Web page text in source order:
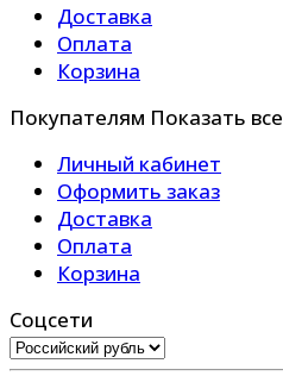
Доставка
Оплата
Корзина
Покупателям Показать все
Личный кабинет
Оформить заказ
Доставка
Оплата
Корзина
Соцсети